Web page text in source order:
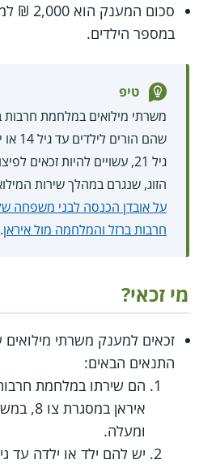
סכום
במספר הילדים.
טיפ
משרתי מילואים במלחמת חרבות
שהם
גיל 21, עשויים להיות זכאים
הזוג, שנגרם במהלך שירות
על אובדן הכנסה לבני משפחה
חרבות ברזל והמלחמה מול איראן.
מי זכאי?
זכאים למענק משרתי מילואים
התנאים הבאים:
הם שירתו במלחמת
ומעלה.
יש להם ילד או ילדה עד גיל